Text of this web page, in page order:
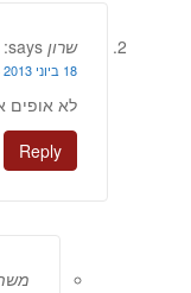
שרון says:
18 ביוני 2013 at 5:54
לא אופים
Reply